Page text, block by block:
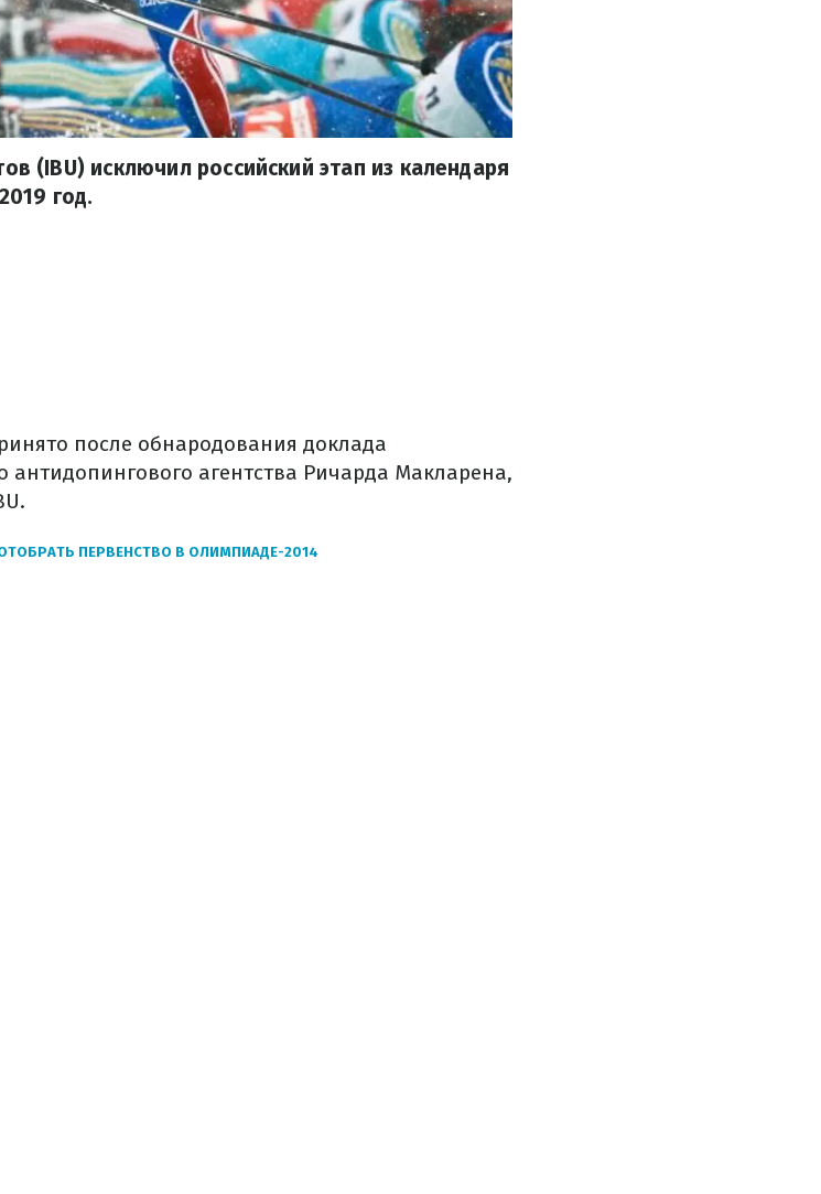
(IBU) исключил российский этап из календаря
год.
после обнародования доклада
антидопингового агентства Ричарда Макларена,
ПЕРВЕНСТВО В ОЛИМПИАДЕ-2014